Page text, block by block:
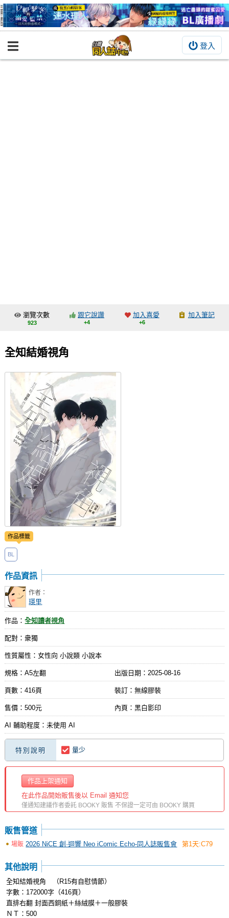
登入
BOOKY書集倉庫
交流中心
會員功能選單
會員中心
註冊會員
登入
瀏覽次數
923
跟它說讚
+4
加入喜愛
+6
加入筆記
全知結婚視角
作品標籤
BL
作品資訊
作者：
瑛里
作品：全知讀者視角
配對：衆獨
性質屬性：女性向 小說類 小說本
規格：A5左翻 出版日期： 2025-08-16
頁數：416頁 裝訂：無線膠裝
售價：500元 內頁：黑白影印
AI 輔助程度：未使用 AI
特別說明 量少
作品上架通知
在此作品開始販售後以 Email 通知您
僅通知建議作者委託 BOOKY 販售 不保證一定可由 BOOKY 購買
販售管道
場販 2026 NiCE 創·迴響 Neo iComic Echo-同人誌販售會 第1天:C79
其他說明
全知結婚視角 （R15有自慰情節）
字數：172000字（416頁）
直排右翻 封面西銅紙＋絲絨膜＋一般膠裝
ＮＴ：500